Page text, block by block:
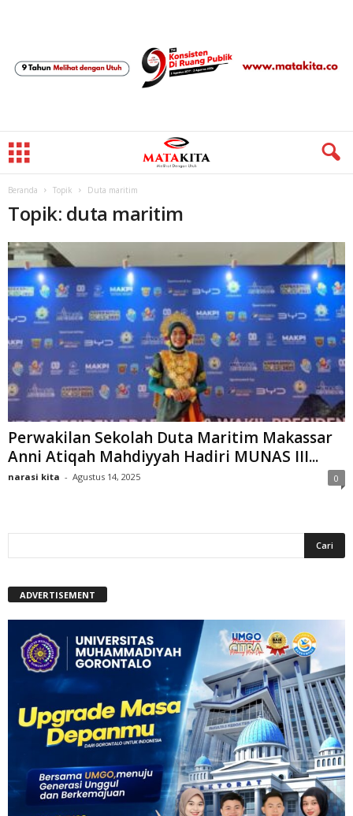
Beranda Topik Duta maritim
Topik: duta maritim
Perwakilan Sekolah Duta Maritim Makassar
Anni Atiqah Mahdiyyah Hadiri MUNAS III...
narasi kita - Agustus 14, 2025 0
ADVERTISEMENT